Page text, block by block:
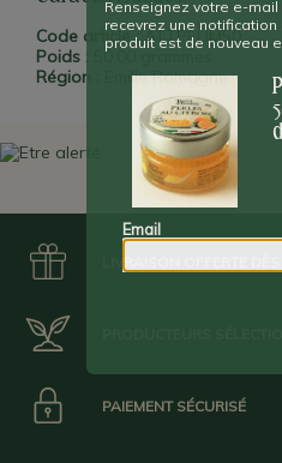
PLUS D'INFO :Ces perles sont
tous les plats. Elles éclatent sous
contenu acidulé.
Date Limite d'Utilisation Optimale
Code article : ATTPELIM50
Poids :
50,00 grammes
Région :
Emilie Romagne
PAIEMENT SÉCURISÉ
Renseignez votre e-
recevrez une
produit est de nouveau
Email